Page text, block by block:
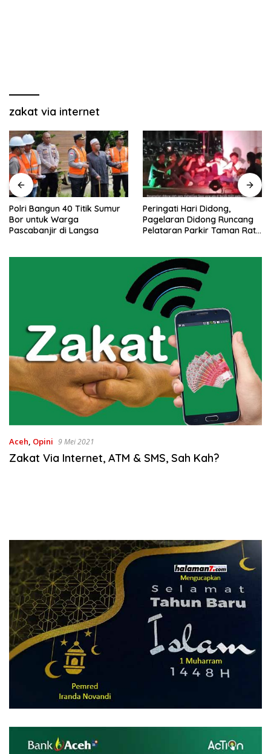
zakat via internet
Polri Bangun 40 Titik Sumur
Bor untuk Warga
Pascabanjir di Langsa
Peringati Hari Didong,
Pagelaran Didong Runcang
Pelataran Parkir Taman Ratu
Aceh, Opini 9 Mei 2021
Zakat Via Internet, ATM & SMS, Sah Kah?